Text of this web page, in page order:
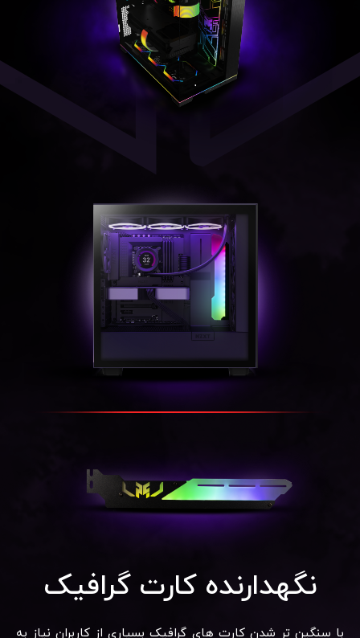
نگهدارنده کارت گرافیک
با سنگین تر شدن کارت های گرافیک بسیاری از کاربران نیاز به